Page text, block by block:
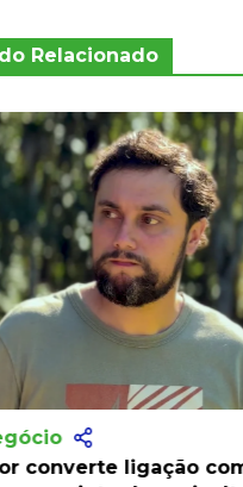
Relacionado
suspende tarifas